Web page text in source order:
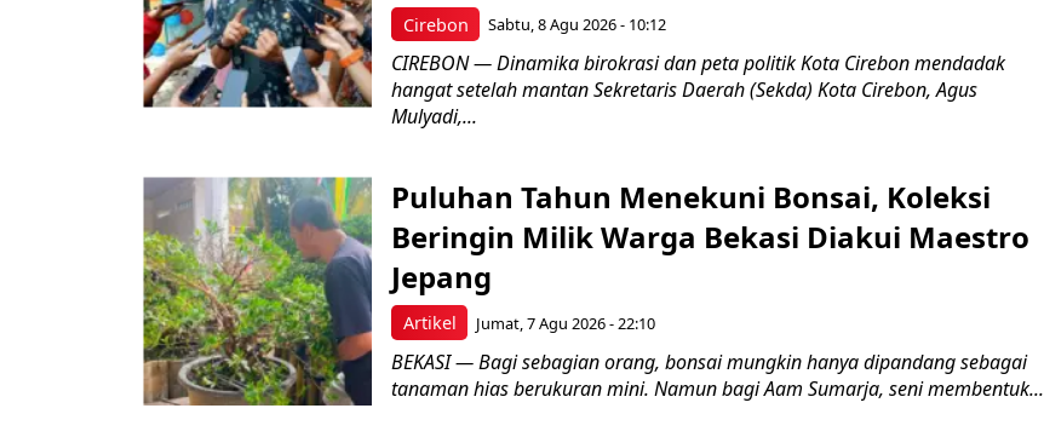
Cirebon Sabtu, 8 Agu 2026 - 10:12
CIREBON — Dinamika birokrasi dan peta politik Kota Cirebon mendadak
hangat setelah mantan Sekretaris Daerah (Sekda) Kota Cirebon, Agus
Mulyadi,...
Artikel
Puluhan Tahun Menekuni Bonsai, Koleksi
Beringin Milik Warga Bekasi Diakui Maestro
Jepang
Jumat, 7 Agu 2026 - 22:10
BEKASI — Bagi sebagian orang, bonsai mungkin hanya dipandang sebagai
tanaman hias berukuran mini. Namun bagi Aam Sumarja, seni membentuk...